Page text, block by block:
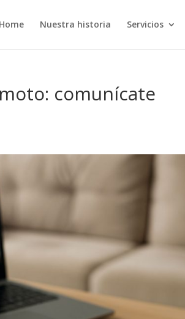
Home Nuestra historia Servicios
comunícate